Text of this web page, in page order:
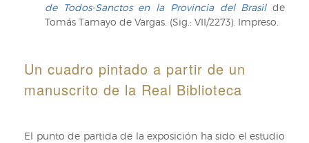
de Todos-Sanctos en la Provincia del Brasilde
Tomás Tamayo de Vargas. (Sig.: VII/2273). Impreso.
Un cuadro pintado a partir de un
manuscrito de la Real Biblioteca
El punto de partida de la exposición ha sido el estudio